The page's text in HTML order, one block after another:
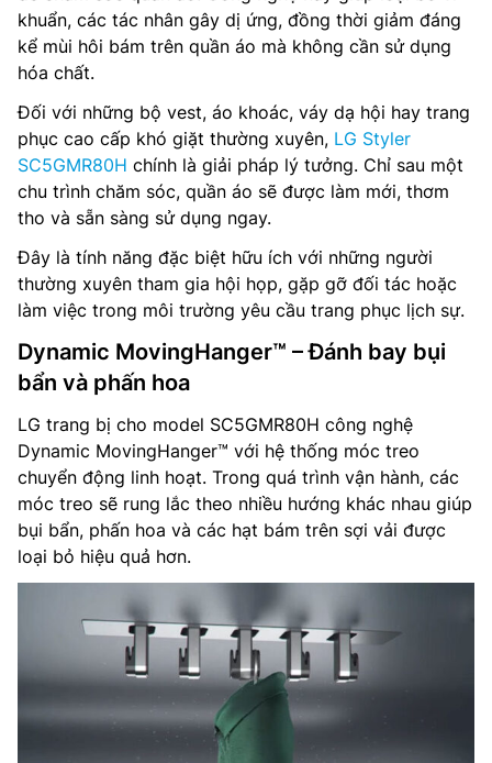
khuẩn, các tác nhân gây dị ứng, đồng thời giảm đáng
kể mùi hôi bám trên quần áo mà không cần sử dụng
hóa chất.
Đối với những bộ vest, áo khoác, váy dạ hội hay trang
phục cao cấp khó giặt thường xuyên, LG Styler
SC5GMR80H chính là giải pháp lý tưởng. Chỉ sau một
chu trình chăm sóc, quần áo sẽ được làm mới, thơm
tho và sẵn sàng sử dụng ngay.
Đây là tính năng đặc biệt hữu ích với những người
thường xuyên tham gia hội họp, gặp gỡ đối tác hoặc
làm việc trong môi trường yêu cầu trang phục lịch sự.
Dynamic MovingHanger™ – Đánh bay bụi
bẩn và phấn hoa
LG trang bị cho model SC5GMR80H công nghệ
Dynamic MovingHanger™ với hệ thống móc treo
chuyển động linh hoạt. Trong quá trình vận hành, các
móc treo sẽ rung lắc theo nhiều hướng khác nhau giúp
bụi bẩn, phấn hoa và các hạt bám trên sợi vải được
loại bỏ hiệu quả hơn.